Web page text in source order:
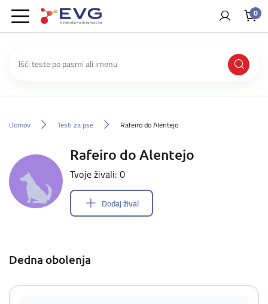
0
Domov Testi za pse Rafeiro do Alentejo
Rafeiro do Alentejo
Tvoje živali: 0
Dodaj žival
Dedna obolenja